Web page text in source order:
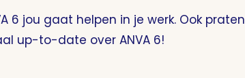
6 jou gaat helpen in je werk. Ook praten
up-to-date over ANVA 6!